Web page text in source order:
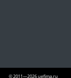
© 2011—2026 uefima.ru